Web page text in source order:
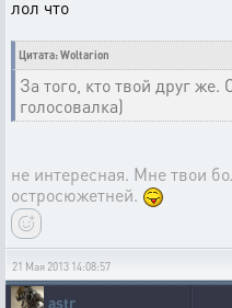
лол что
Цитата: Woltarion
За того, кто твой друг же.
голосовалка)
не интересная. Мне твои
остросюжетней.
21 Мая 2013 14:08:57
astr